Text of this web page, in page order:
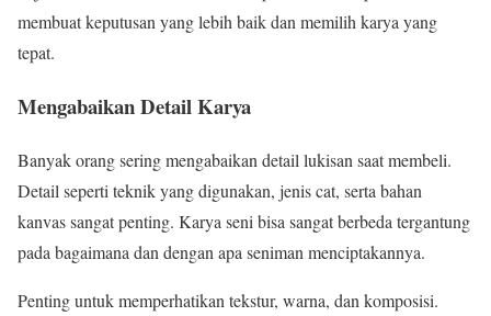
membuat keputusan yang lebih baik dan memilih karya yang
tepat.
Mengabaikan Detail Karya
Banyak orang sering mengabaikan detail lukisan saat membeli.
Detail seperti teknik yang digunakan, jenis cat, serta bahan
kanvas sangat penting. Karya seni bisa sangat berbeda tergantung
pada bagaimana dan dengan apa seniman menciptakannya.
Penting untuk memperhatikan tekstur, warna, dan komposisi.